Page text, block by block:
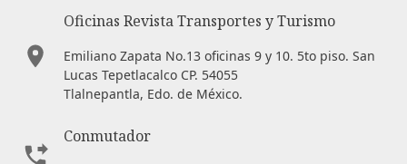
Oficinas Revista Transportes y Turismo
Emiliano Zapata No.13 oficinas 9 y 10. 5to piso. San
Lucas Tepetlacalco CP. 54055
Tlalnepantla, Edo. de México.
Conmutador